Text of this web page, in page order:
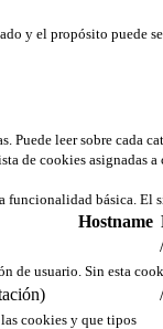
y el propósito puede
Puede leer sobre cada
de cookies
funcionalidad básica.
Hostname
/
de usuario. Sin esta
/
las cookies y que tipos